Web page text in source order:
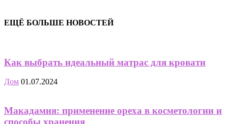
ЕЩЁ БОЛЬШЕ НОВОСТЕЙ
Как выбрать идеальный матрас для кровати
Дом 01.07.2024
Макадамия: применение ореха в косметологии и
способы хранения